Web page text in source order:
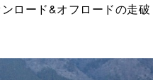
ロード&オフロードの走破